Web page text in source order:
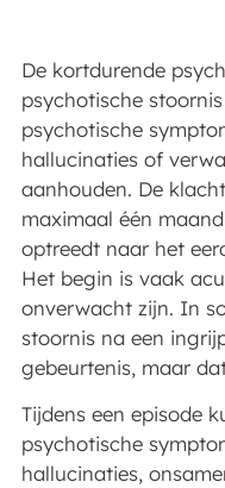
De kortdurende
psychotische
psychotische
hallucinaties of
aanhouden. De
maximaal één
optreedt naar het
Het begin is vaak
onverwacht zijn. In
stoornis na een
gebeurtenis, maar
Tijdens een episode
psychotische
hallucinaties,